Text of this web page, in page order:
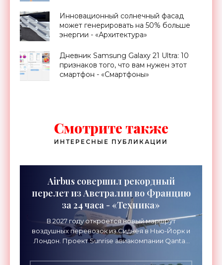
Инновационный солнечный фасад
может генерировать на 50% больше
энергии - «Архитектура»
Дневник Samsung Galaxy 21 Ultra: 10
признаков того, что вам нужен этот
смартфон - «Смартфоны»
Смотрите также
ИНТЕРЕСНЫЕ ПУБЛИКАЦИИ
Airbus совершил рекордный
перелет из Австралии во Францию
за 24 часа - «Техника»
В 2027 году откроется новый маршрут
воздушных перевозок из Сиднея в Нью-Йорк и
Лондон. Проект Sunrise авиакомпании Qantas
длительностью до 24